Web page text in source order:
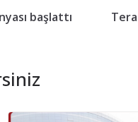
başlattı
Tera